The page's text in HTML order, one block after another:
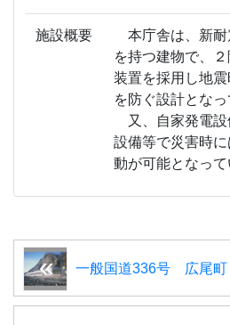
施設概要
本庁舎は、新耐
を持つ建物で、
装置を採用し地
を防ぐ設計となっ
又、自家発電設
設備等で災害時
動が可能となって
一般国道336号 広尾